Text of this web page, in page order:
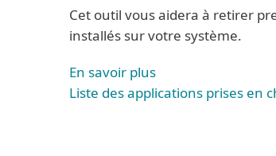
Cet outil vous aidera à retirer
installés sur votre système.
En savoir plus
Liste des applications prises en